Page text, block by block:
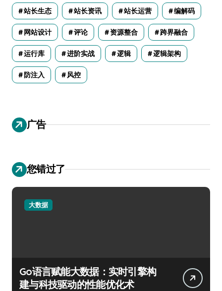
站长生态 站长资讯 站长运营 编解码
网站设计 评论 资源整合 跨界融合
运行库 进阶实战 逻辑 逻辑架构
防注入 风控
广告
您错过了
大数据
Go语言赋能大数据：实时引擎构
建与科技驱动的性能优化术